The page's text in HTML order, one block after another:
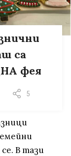
са
фея
5
се. В тази